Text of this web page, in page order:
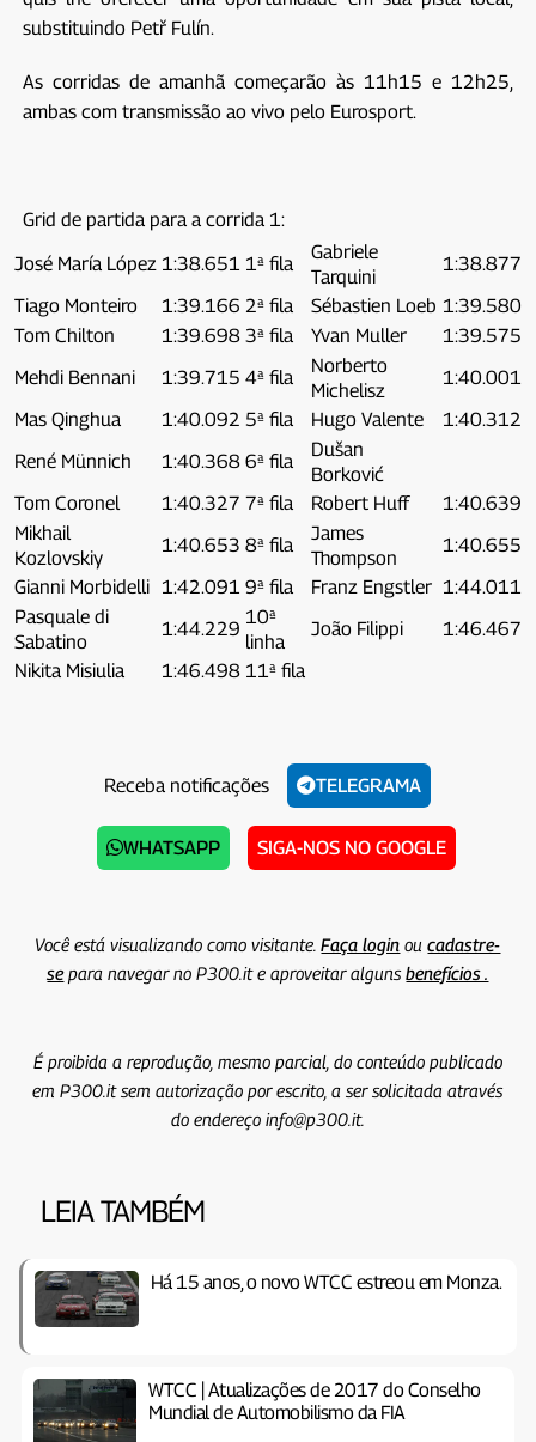
substituindo Petř Fulín.
As corridas de amanhã começarão às 11h15 e 12h25,
ambas com transmissão ao vivo pelo Eurosport.
Grid de partida para a corrida 1:
José María López 1:38.651 1ª fila
Gabriele
Tarquini
1:38.877
Tiago Monteiro
1:39.166 2ª fila Sébastien Loeb 1:39.580
Tom Chilton
1:39.698 3ª fila Yvan Muller
1:39.575
Mehdi Bennani
1:39.715 4ª fila
Norberto
Michelisz
1:40.001
Mas Qinghua
1:40.092 5ª fila Hugo Valente
1:40.312
René Münnich
1:40.368 6ª fila
Dušan
Borković
Tom Coronel
1:40.327 7ª fila Robert Huff
1:40.639
Mikhail
Kozlovskiy
1:40.653 8ª fila
James
Thompson
1:40.655
Gianni Morbidelli 1:42.091 9ª fila Franz Engstler 1:44.011
Pasquale di
Sabatino
1:44.229
10ª
linha
João Filippi
1:46.467
Nikita Misiulia
1:46.498 11ª fila
Receba notificações TELEGRAMA
WHATSAPP SIGA-NOS NO GOOGLE
Você está visualizando como visitante.Faça login oucadastre-
separa navegar no P300.it e aproveitar algunsbenefícios .
É proibida a reprodução, mesmo parcial, do conteúdo publicado
em P300.it sem autorização por escrito, a ser solicitada através
do endereço info@p300.it.
LEIA TAMBÉM
Há 15 anos, o novo WTCC estreou em Monza.
WTCC | Atualizações de 2017 do Conselho
Mundial de Automobilismo da FIA